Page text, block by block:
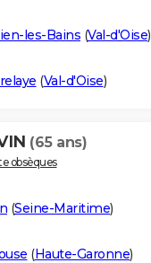
les-Bains (Val-d'Oise)
(Val-d'Oise)
(65 ans)
obsèques
(Seine-Maritime)
(Haute-Garonne)